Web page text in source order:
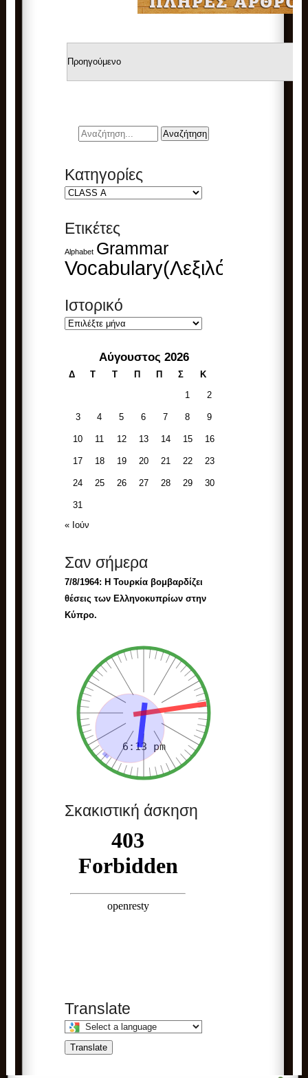
Προηγούμενο
Kατηγορίες
Kατηγορίες
Ετικέτες
Alphabet Grammar
Vocabulary(Λεξιλόγιο)
Ιστορικό
Ιστορικό
Αύγουστος 2026
Δ Τ Τ Π Π Σ
Κ
1
2
3 4 5 6 7 8 9
10 11 12 13 14 15 16
17 18 19 20 21 22 23
24 25 26 27 28 29 30
31
« Ιούν
Σαν σήμερα
7/8/1964: Η Τουρκία βομβαρδίζει
θέσεις των Ελληνοκυπρίων στην
Κύπρο.
Σκακιστική άσκηση
Translate
Select
a Translate